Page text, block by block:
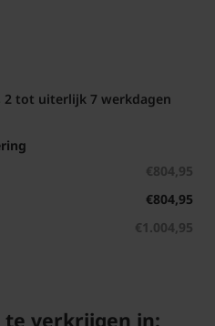
2 tot uiterlijk 7 werkdagen
€804,95
€804,95
€1.004,95
te verkrijgen in: